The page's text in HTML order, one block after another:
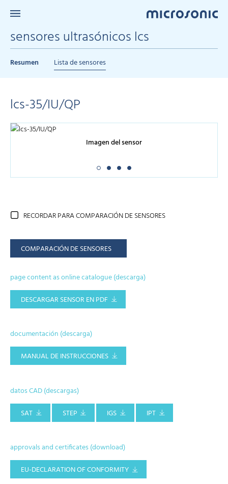
sensores ultrasónicos lcs
Resumen Lista de sensores
lcs-35/IU/QP
Imagen del sensor
RECORDAR PARA COMPARACIÓN DE SENSORES
COMPARACIÓN DE SENSORES
page content as online catalogue (descarga)
DESCARGAR SENSOR EN PDF
documentación (descarga)
MANUAL DE INSTRUCCIONES
datos CAD (descargas)
SAT
STEP IGS IPT
approvals and certificates (download)
EU-DECLARATION OF CONFORMITY